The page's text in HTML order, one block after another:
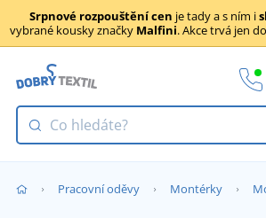
Srpnové rozpouštění cen je tady a s ním i
vybrané kousky značky Malfini. Akce trvá jen
Pracovní oděvy Montérky